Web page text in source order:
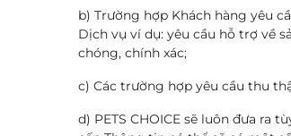
b) Trường hợp Khách hàng yêu
Dịch vụ ví dụ: yêu cầu hỗ trợ về
chóng, chính xác;
c) Các trường hợp yêu cầu thu
d) PETS CHOICE sẽ luôn đưa ra